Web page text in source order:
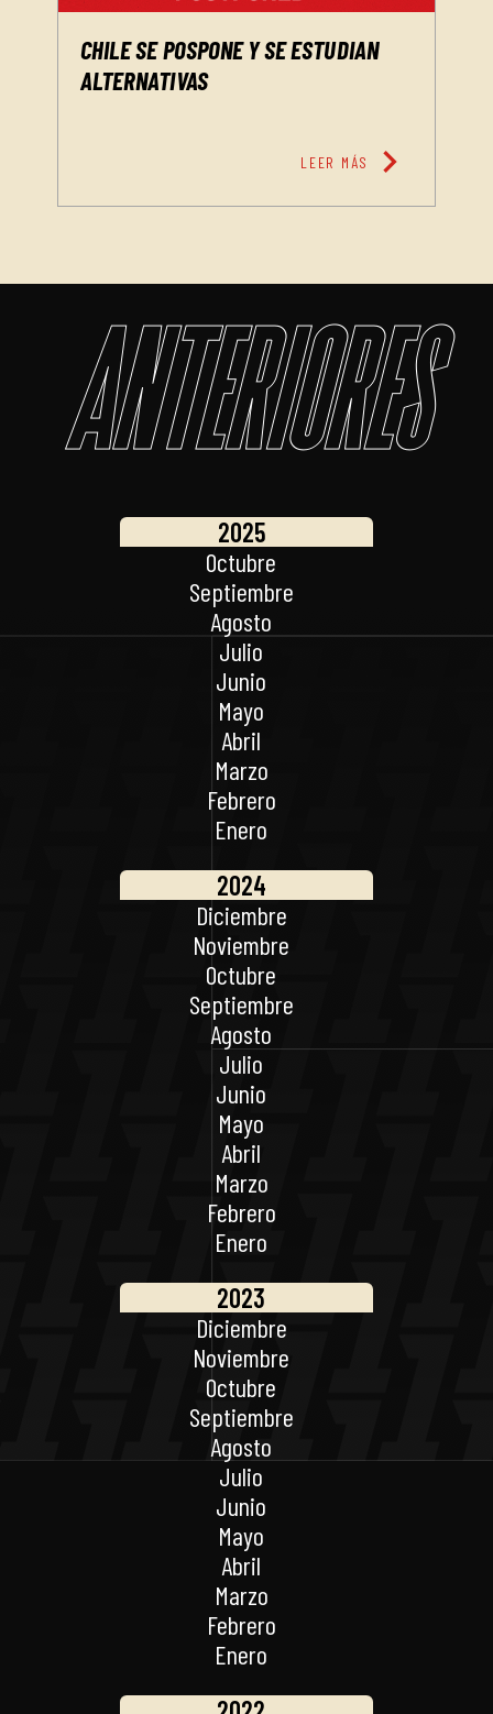
CHILE SE POSPONE Y SE ESTUDIAN
ALTERNATIVAS
LEER MÁS chevron_right
Anteriores
2025
Octubre
Septiembre
Agosto
Julio
Junio
Mayo
Abril
Marzo
Febrero
Enero
2024
Diciembre
Noviembre
Octubre
Septiembre
Agosto
Julio
Junio
Mayo
Abril
Marzo
Febrero
Enero
2023
Diciembre
Noviembre
Octubre
Septiembre
Agosto
Julio
Junio
Mayo
Abril
Marzo
Febrero
Enero